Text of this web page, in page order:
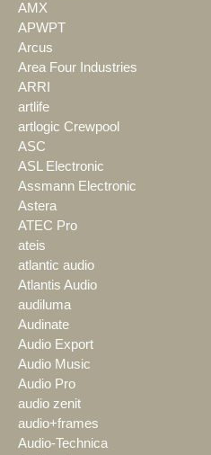
AMX
APWPT
Arcus
Area Four Industries
ARRI
artlife
artlogic Crewpool
ASC
ASL Electronic
Assmann Electronic
Astera
ATEC Pro
ateis
atlantic audio
Atlantis Audio
audiluma
Audinate
Audio Export
Audio Music
Audio Pro
audio zenit
audio+frames
Audio-Technica